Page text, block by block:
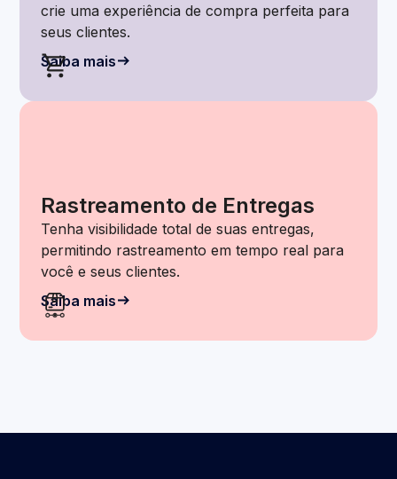
crie uma experiência de compra perfeita para
seus clientes.
Saiba mais
Rastreamento de Entregas
Tenha visibilidade total de suas entregas,
permitindo rastreamento em tempo real para
você e seus clientes.
Saiba mais